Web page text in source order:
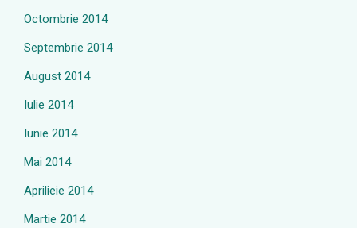
Octombrie 2014
Septembrie 2014
August 2014
Iulie 2014
Iunie 2014
Mai 2014
Aprilieie 2014
Martie 2014